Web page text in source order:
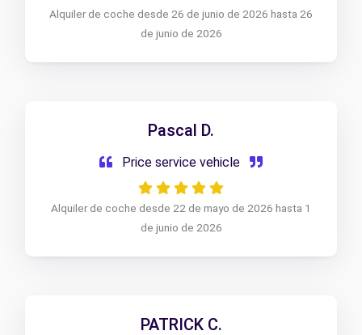
Alquiler de coche desde 26 de junio de 2026 hasta 26
de junio de 2026
Pascal D.
Price service vehicle
Alquiler de coche desde 22 de mayo de 2026 hasta 1
de junio de 2026
PATRICK C.